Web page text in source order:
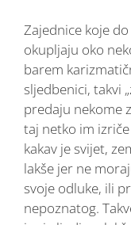
Zajednice koje
okupljaju oko
barem
sljedbenici, takvi
predaju nekome
taj netko im
kakav je svijet,
lakše jer ne
svoje odluke, ili
nepoznatog.